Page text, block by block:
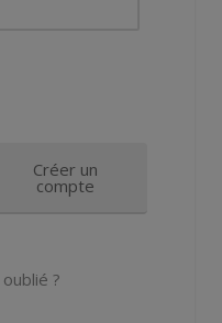
Créer un
compte
?